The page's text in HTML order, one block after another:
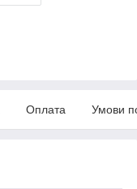
Оплата Умови